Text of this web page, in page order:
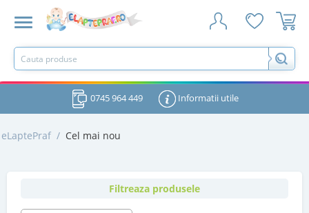
0745 964 449 Informatii utile
eLaptePraf / Cel mai nou
Filtreaza produsele